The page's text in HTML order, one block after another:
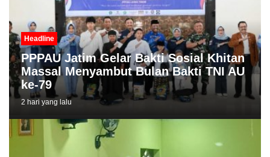
Headline
PPPAU Jatim Gelar Bakti Sosial Khitan
Massal Menyambut Bulan Bakti TNI AU
ke-79
2 hari yang lalu